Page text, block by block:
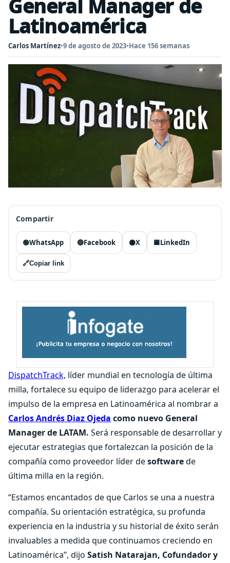
General Manager de
Latinoamérica
Carlos Martínez•9 de agosto de 2023•Hace 156 semanas
Compartir
🟢WhatsApp 🔵Facebook ⚫X 🟦LinkedIn
🔗Copiar link
DispatchTrack, líder mundial en tecnología de última
milla, fortalece su equipo de liderazgo para acelerar el
impulso de la empresa en Latinoamérica al nombrar a
Carlos Andrés Diaz Ojeda como nuevo General
Manager de LATAM. Será responsable de desarrollar y
ejecutar estrategias que fortalezcan la posición de la
compañía como proveedor líder desoftwarede
última milla en la región.
“Estamos encantados de que Carlos se una a nuestra
compañía. Su orientación estratégica, su profunda
experiencia en la industria y su historial de éxito serán
invaluables a medida que continuamos creciendo en
Latinoamérica”, dijo Satish Natarajan, Cofundador y